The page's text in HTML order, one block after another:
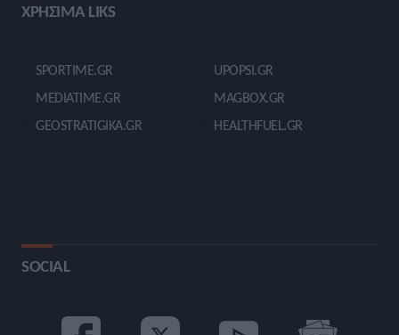
ΧΡΗΣΙΜΑ LIKS
SPORTIME.GR
MEDIATIME.GR
GEOSTRATIGIKA.GR
UPOPSI.GR
MAGBOX.GR
HEALTHFUEL.GR
SOCIAL